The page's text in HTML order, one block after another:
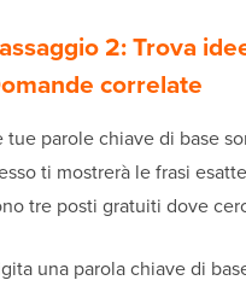
2: Trova
correlate
tue parole chiave di base
ti mostrerà le frasi
tre posti gratuiti dove
una parola chiave di